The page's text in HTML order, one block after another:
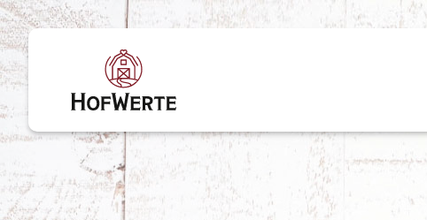
Direkt zum Inhalt wechseln